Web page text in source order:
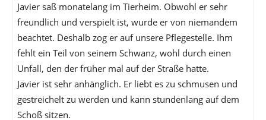
Javier saß monatelang im Tierheim. Obwohl er sehr
freundlich und verspielt ist, wurde er von niemandem
beachtet. Deshalb zog er auf unsere Pflegestelle. Ihm
fehlt ein Teil von seinem Schwanz, wohl durch einen
Unfall, den der früher mal auf der Straße hatte.
Javier ist sehr anhänglich. Er liebt es zu schmusen und
gestreichelt zu werden und kann stundenlang auf dem
Schoß sitzen.